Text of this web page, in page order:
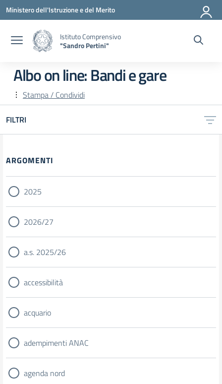
Vai ai contenuti
Vai al menu di navigazione
Vai al footer
Ministero dell'Istruzione e del Merito
Istituto Comprensivo
"Sandro Pertini"
Albo on line:Bandi e gare
Stampa / Condividi
FILTRI
ARGOMENTI
2025
2026/27
a.s. 2025/26
accessibilità
acquario
adempimenti ANAC
agenda nord